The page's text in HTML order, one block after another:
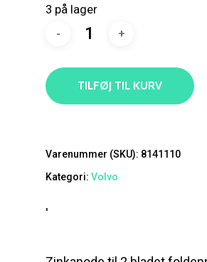
3 på lager
TILFØJ TIL KURV
Varenummer (SKU): 8141110
Kategori: Volvo
'